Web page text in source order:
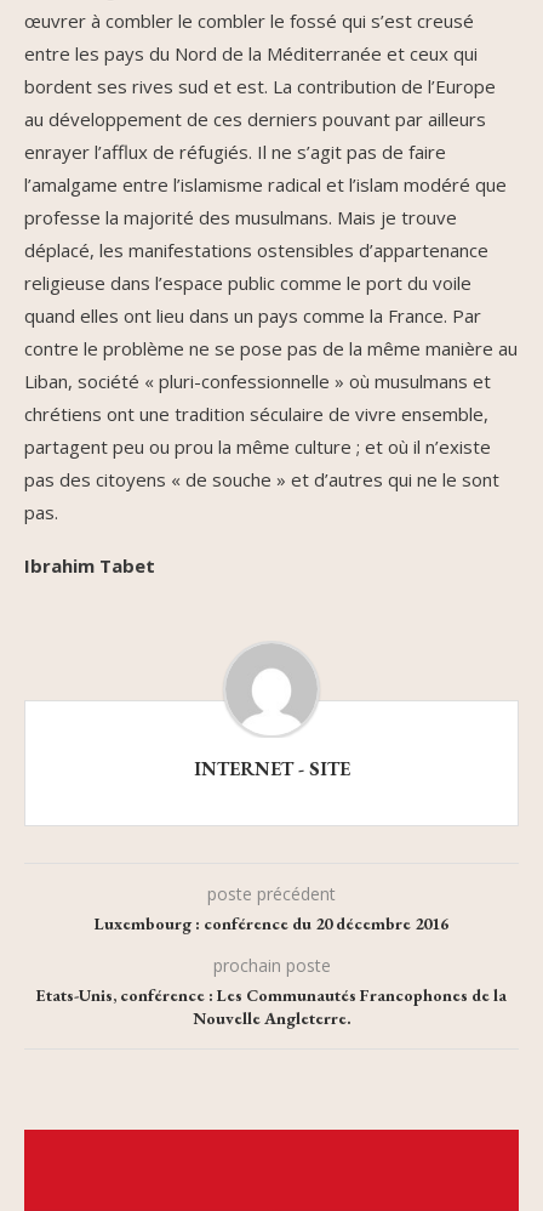
œuvrer à combler le combler le fossé qui s’est creusé
entre les pays du Nord de la Méditerranée et ceux qui
bordent ses rives sud et est. La contribution de l’Europe
au développement de ces derniers pouvant par ailleurs
enrayer l’afflux de réfugiés. Il ne s’agit pas de faire
l’amalgame entre l’islamisme radical et l’islam modéré que
professe la majorité des musulmans. Mais je trouve
déplacé, les manifestations ostensibles d’appartenance
religieuse dans l’espace public comme le port du voile
quand elles ont lieu dans un pays comme la France. Par
contre le problème ne se pose pas de la même manière au
Liban, société « pluri-confessionnelle » où musulmans et
chrétiens ont une tradition séculaire de vivre ensemble,
partagent peu ou prou la même culture ; et où il n’existe
pas des citoyens « de souche » et d’autres qui ne le sont
pas.
Ibrahim Tabet
INTERNET - SITE
poste précédent
Luxembourg : conférence du 20 décembre 2016
prochain poste
Etats-Unis, conférence : Les Communautés Francophones de la
Nouvelle Angleterre.